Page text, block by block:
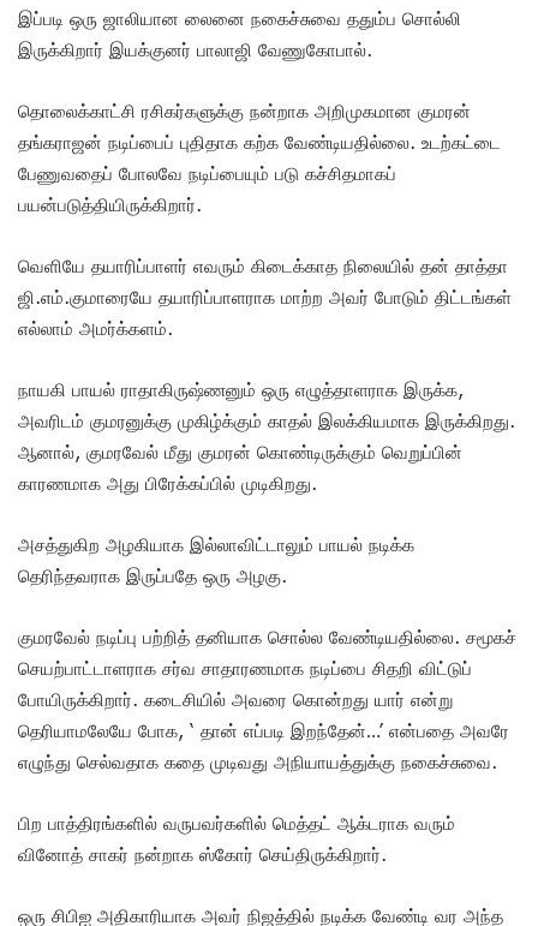
இப்படி ஒரு ஜாலியான லைனை நகைச்சுவை ததும்ப சொல்லி
இருக்கிறார் இயக்குனர் பாலாஜி வேணுகோபால்.
தொலைக்காட்சி ரசிகர்களுக்கு நன்றாக அறிமுகமான குமரன்
தங்கராஜன் நடிப்பைப் புதிதாக கற்க வேண்டியதில்லை. உடற்கட்டை
பேணுவதைப் போலவே நடிப்பையும் படு கச்சிதமாகப்
பயன்படுத்தியிருக்கிறார்.
வெளியே தயாரிப்பாளர் எவரும் கிடைக்காத நிலையில் தன் தாத்தா
ஜி.எம்.குமாரையே தயாரிப்பாளராக மாற்ற அவர் போடும் திட்டங்கள்
எல்லாம் அமர்க்களம்.
நாயகி பாயல் ராதாகிருஷ்ணனும் ஒரு எழுத்தாளராக இருக்க,
அவரிடம் குமரனுக்கு முகிழ்க்கும் காதல் இலக்கியமாக இருக்கிறது.
ஆனால், குமரவேல் மீது குமரன் கொண்டிருக்கும் வெறுப்பின்
காரணமாக அது பிரேக்கப்பில் முடிகிறது.
அசத்துகிற அழகியாக இல்லாவிட்டாலும் பாயல் நடிக்க
தெரிந்தவராக இருப்பதே ஒரு அழகு.
குமரவேல் நடிப்பு பற்றித் தனியாக சொல்ல வேண்டியதில்லை. சமூகச்
செயற்பாட்டாளராக சர்வ சாதாரணமாக நடிப்பை சிதறி விட்டுப்
போயிருக்கிறார். கடைசியில் அவரை கொன்றது யார் என்று
தெரியாமலேயே போக, ‘ தான் எப்படி இறந்தேன்…’ என்பதை அவரே
எழுந்து செல்வதாக கதை முடிவது அநியாயத்துக்கு நகைச்சுவை.
பிற பாத்திரங்களில் வருபவர்களில் மெத்தட் ஆக்டராக வரும்
வினோத் சாகர் நன்றாக ஸ்கோர் செய்திருக்கிறார்.
ஒரு சிபிஐ அதிகாரியாக அவர் நிஜத்தில் நடிக்க வேண்டி வர அந்த